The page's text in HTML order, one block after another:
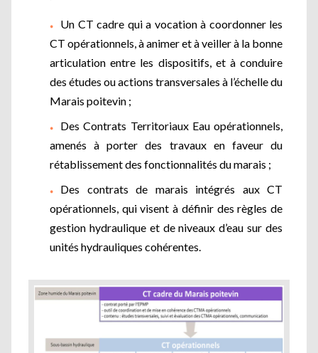
Un CT cadre qui a vocation à coordonner les
CT opérationnels, à animer et à veiller à la bonne
articulation entre les dispositifs, et à conduire
des études ou actions transversales à l’échelle du
Marais poitevin ;
Des Contrats Territoriaux Eau opérationnels,
amenés à porter des travaux en faveur du
rétablissement des fonctionnalités du marais ;
Des contrats de marais intégrés aux CT
opérationnels, qui visent à définir des règles de
gestion hydraulique et de niveaux d’eau sur des
unités hydrauliques cohérentes.